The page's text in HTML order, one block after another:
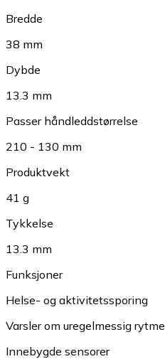
Bredde
38 mm
Dybde
13.3 mm
Passer håndleddstørrelse
210 - 130 mm
Produktvekt
41 g
Tykkelse
13.3 mm
Funksjoner
Helse- og aktivitetssporing
Varsler om uregelmessig rytme
Innebygde sensorer